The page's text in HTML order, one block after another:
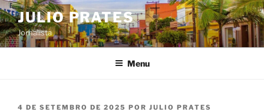
Pular
para
o
conteúdo
JULIO PRATES
Jornalista
Menu
PUBLICADO
4 DE SETEMBRO DE 2025 POR JULIO PRATES